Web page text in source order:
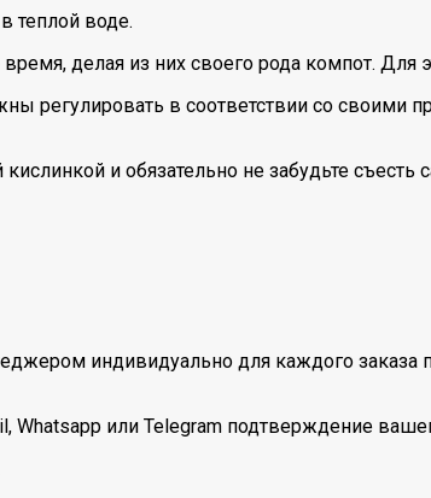
теплой воде.
делая из них своего рода компот. Для
регулировать в соответствии со своими
и обязательно не забудьте
индивидуально для каждого
или Telegram подтверждение